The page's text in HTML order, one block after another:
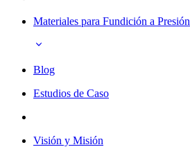
Materiales para Fundición a Presión
Blog
Estudios de Caso
Visión y Misión